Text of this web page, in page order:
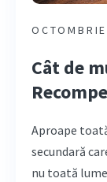
Cât de
Aproape
secundară
nu toată